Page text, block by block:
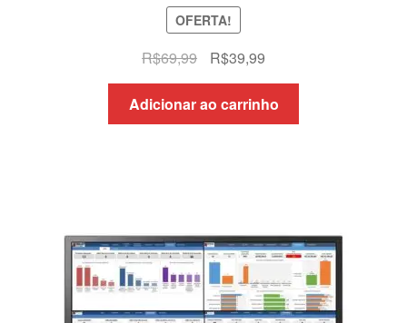
OFERTA!
R$69,99
O
preço
original
era:
R$39,99O
preço
atual
é:
Adicionar ao carrinho